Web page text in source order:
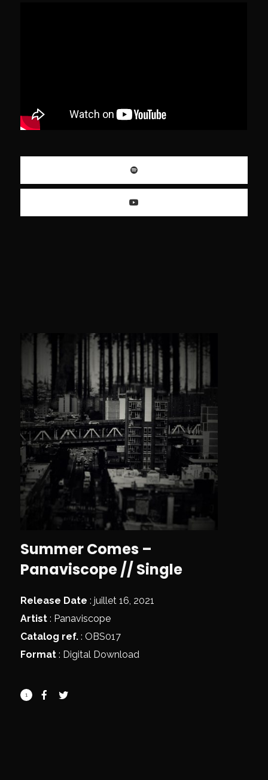
Summer Comes –
Panaviscope // Single
Release Date : juillet 16, 2021
Artist : Panaviscope
Catalog ref. : OBS017
Format : Digital Download
1